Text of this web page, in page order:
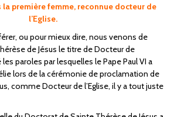
première femme, reconnue docteur de
l’Eglise.
ou pour mieux dire, nous venons de
de Jésus le titre de Docteur de
paroles par lesquelles le Pape Paul VI a
lors de la cérémonie de proclamation de
comme Docteur de l’Eglise, il y a tout juste